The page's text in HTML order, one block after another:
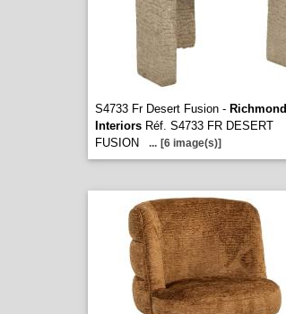
S4733 Fr Desert Fusion - Richmond
Interiors Réf. S4733 FR DESERT
FUSION
... [6 image(s)]